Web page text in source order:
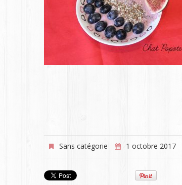
Sans catégorie 1 octobre 2017